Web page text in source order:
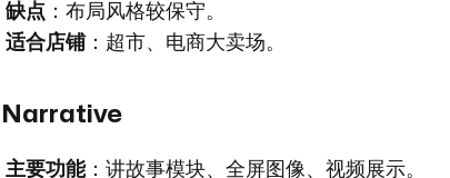
缺点 ：布局风格较保守。
适合店铺：超市、电商大卖场。
Narrative
主要功能：讲故事模块、全屏图像、视频展示。